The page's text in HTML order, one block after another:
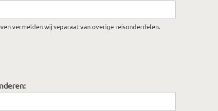
vermelden wij separaat van overige reisonderdelen.